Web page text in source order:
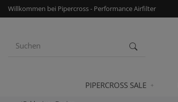
Willkommen bei Pipercross - Performance Airfilter
PIPERCROSS SALE